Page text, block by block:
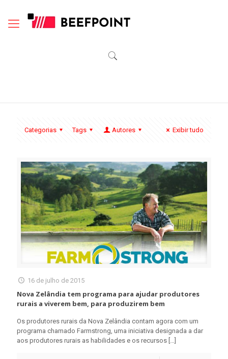
Categorias Tags Autores Exibir tudo
16 de julho de 2015
Nova Zelândia tem programa para ajudar produtores
rurais a viverem bem, para produzirem bem
Os produtores rurais da Nova Zelândia contam agora com um
programa chamado Farmstrong, uma iniciativa designada a dar
aos produtores rurais as habilidades e os recursos […]